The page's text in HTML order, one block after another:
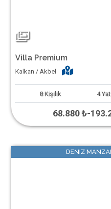
Villa Premium
Kalkan / Akbel
8 Kişilik 4
68.880 ₺-
DENIZ